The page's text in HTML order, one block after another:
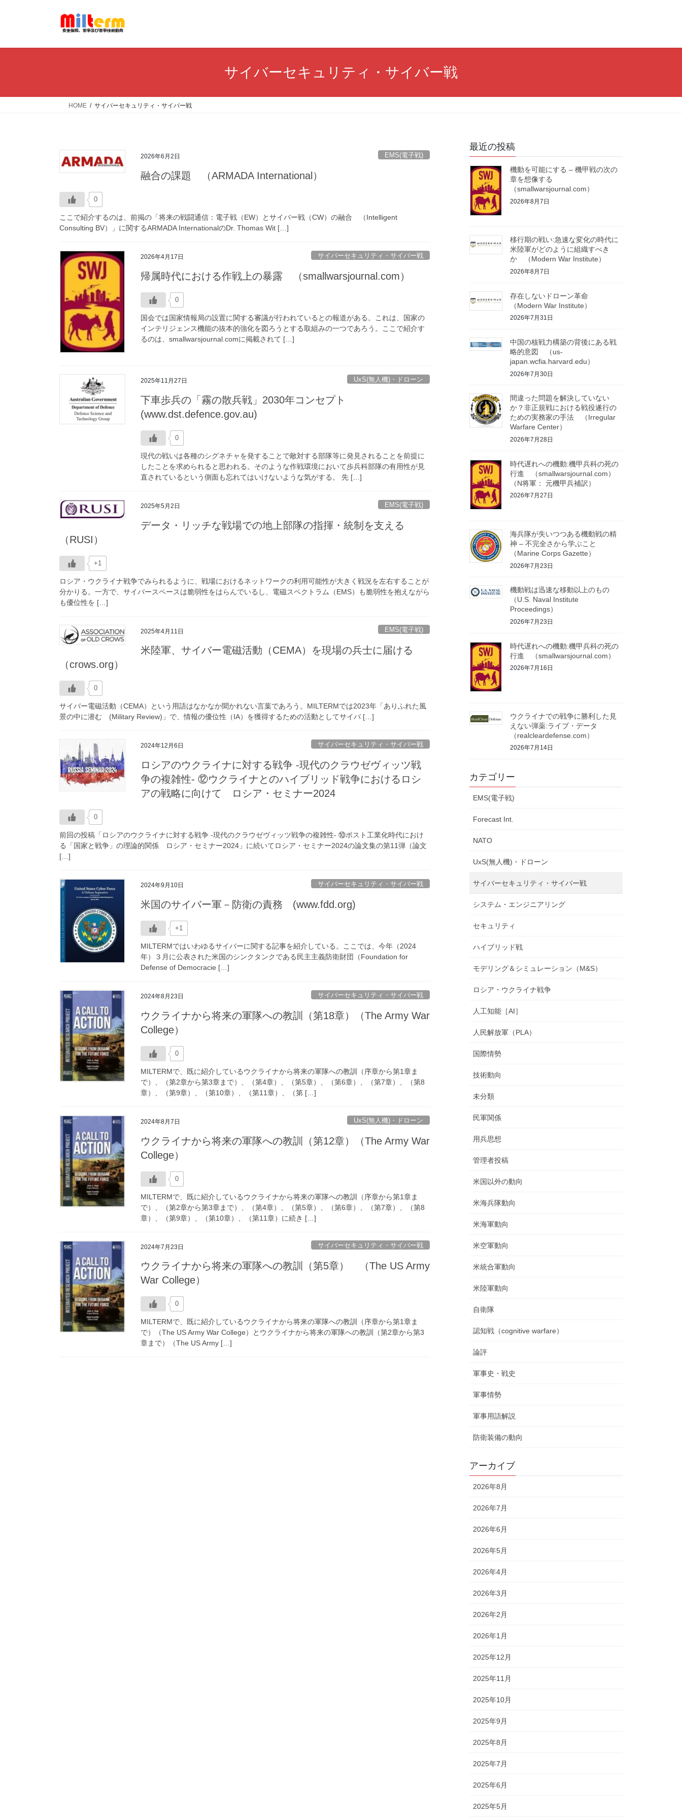
サイバーセキュリティ・サイバー戦
HOME サイバーセキュリティ・サイバー戦
2026年6月2日 EMS(電子戦)
融合の課題 （ARMADA International）
0
ここで紹介するのは、前掲の「将来の戦闘通信：電子戦（EW）とサイバー戦（CW）の融合 （Intelligent
Consulting BV）」に関するARMADA InternationalのDr. Thomas Wit […]
2026年4月17日 サイバーセキュリティ・サイバー戦
帰属時代における作戦上の暴露 （smallwarsjournal.com）
0
国会では国家情報局の設置に関する審議が行われているとの報道がある。これは、国家の
インテリジェンス機能の抜本的強化を図ろうとする取組みの一つであろう。ここで紹介す
るのは、smallwarsjournal.comに掲載されて […]
2025年11月27日 UxS(無人機)・ドローン
下車歩兵の「霧の散兵戦」2030年コンセプト
(www.dst.defence.gov.au)
0
現代の戦いは各種のシグネチャを発することで敵対する部隊等に発見されることを前提に
したことを求められると思われる。そのような作戦環境において歩兵科部隊の有用性が見
直されているという側面も忘れてはいけないような気がする。 先 […]
2025年5月2日 EMS(電子戦)
データ・リッチな戦場での地上部隊の指揮・統制を支える
（RUSI）
+1
ロシア・ウクライナ戦争でみられるように、戦場におけるネットワークの利用可能性が大きく戦況を左右することが
分かりる。一方で、サイバースペースは脆弱性をはらんでいるし、電磁スペクトラム（EMS）も脆弱性を抱えながら
も優位性を […]
2025年4月11日 EMS(電子戦)
米陸軍、サイバー電磁活動（CEMA）を現場の兵士に届ける
（crows.org）
0
サイバー電磁活動（CEMA）という用語はなかなか聞かれない言葉であろう。MILTERMでは2023年「ありふれた風
景の中に潜む (Military Review)」で、情報の優位性（IA）を獲得するための活動としてサイバ […]
2024年12月6日 サイバーセキュリティ・サイバー戦
ロシアのウクライナに対する戦争 -現代のクラウゼヴィッツ戦
争の複雑性- ⑫ウクライナとのハイブリッド戦争におけるロシ
アの戦略に向けて ロシア・セミナー2024
0
前回の投稿「ロシアのウクライナに対する戦争 -現代のクラウゼヴィッツ戦争の複雑性- ⑩ポスト工業化時代におけ
る「国家と戦争」の理論的関係 ロシア・セミナー2024」に続いてロシア・セミナー2024の論文集の第11弾（論文
[…]
2024年9月10日 サイバーセキュリティ・サイバー戦
米国のサイバー軍－防衛の責務 (www.fdd.org)
+1
MILTERMではいわゆるサイバーに関する記事を紹介している。ここでは、今年（2024
年）３月に公表された米国のシンクタンクである民主主義防衛財団（Foundation for
Defense of Democracie […]
2024年8月23日 サイバーセキュリティ・サイバー戦
ウクライナから将来の軍隊への教訓（第18章）（The Army War
College）
0
MILTERMで、既に紹介しているウクライナから将来の軍隊への教訓（序章から第1章ま
で）、（第2章から第3章まで）、（第4章）、（第5章）、（第6章）、（第7章）、（第8
章）、（第9章）、（第10章）、（第11章）、（第 […]
2024年8月7日 UxS(無人機)・ドローン
ウクライナから将来の軍隊への教訓（第12章）（The Army War
College）
0
MILTERMで、既に紹介しているウクライナから将来の軍隊への教訓（序章から第1章ま
で）、（第2章から第3章まで）、（第4章）、（第5章）、（第6章）、（第7章）、（第8
章）、（第9章）、（第10章）、（第11章）に続き […]
2024年7月23日 サイバーセキュリティ・サイバー戦
ウクライナから将来の軍隊への教訓（第5章） （The US Army
War College）
0
MILTERMで、既に紹介しているウクライナから将来の軍隊への教訓（序章から第1章ま
で）（The US Army War College）とウクライナから将来の軍隊への教訓（第2章から第3
章まで）（The US Army […]
最近の投稿
機動を可能にする – 機甲戦の次の
章を想像する
（smallwarsjournal.com）
2026年8月7日
移行期の戦い:急速な変化の時代に
米陸軍がどのように組織すべき
か （Modern War Institute）
2026年8月7日
存在しないドローン革命
（Modern War Institute）
2026年7月31日
中国の核戦力構築の背後にある戦
略的意図 （us-
japan.wcfia.harvard.edu）
2026年7月30日
間違った問題を解決していない
か？非正規戦における戦役遂行の
ための実務家の手法 （Irregular
Warfare Center）
2026年7月28日
時代遅れへの機動:機甲兵科の死の
行進 （smallwarsjournal.com）
（N将軍： 元機甲兵補訳）
2026年7月27日
海兵隊が失いつつある機動戦の精
神 – 不完全さから学ぶこと
（Marine Corps Gazette）
2026年7月23日
機動戦は迅速な移動以上のもの
（U.S. Naval Institute
Proceedings）
2026年7月23日
時代遅れへの機動:機甲兵科の死の
行進 （smallwarsjournal.com）
2026年7月16日
ウクライナでの戦争に勝利した見
えない弾薬:ライブ・データ
（realcleardefense.com）
2026年7月14日
カテゴリー
EMS(電子戦)
Forecast Int.
NATO
UxS(無人機)・ドローン
サイバーセキュリティ・サイバー戦
システム・エンジニアリング
セキュリティ
ハイブリッド戦
モデリング＆シミュレーション（M&S）
ロシア・ウクライナ戦争
人工知能［AI］
人民解放軍（PLA）
国際情勢
技術動向
未分類
民軍関係
用兵思想
管理者投稿
米国以外の動向
米海兵隊動向
米海軍動向
米空軍動向
米統合軍動向
米陸軍動向
自衛隊
認知戦（cognitive warfare）
論評
軍事史・戦史
軍事情勢
軍事用語解説
防衛装備の動向
アーカイブ
2026年8月
2026年7月
2026年6月
2026年5月
2026年4月
2026年3月
2026年2月
2026年1月
2025年12月
2025年11月
2025年10月
2025年9月
2025年8月
2025年7月
2025年6月
2025年5月